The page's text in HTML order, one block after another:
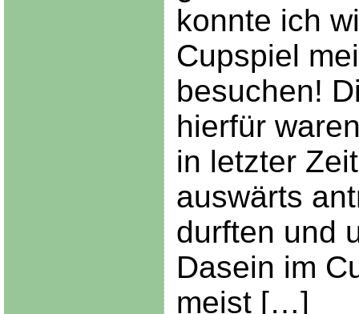
konnte ich
Cupspiel
besuchen!
hierfür
in letzter
auswärts
durften und
Dasein im
meist […]